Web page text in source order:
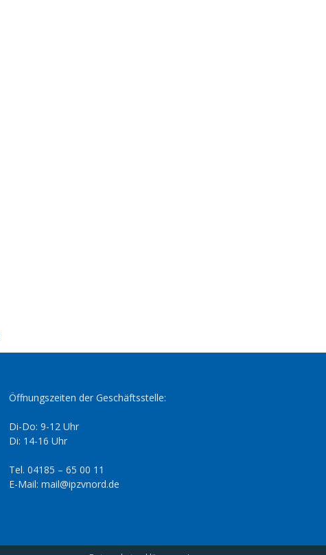
Öffnungszeiten der Geschäftsstelle:
Di-Do: 9-12 Uhr
Di: 14-16 Uhr
Tel. 04185 – 65 00 11
E-Mail: mail@ipzvnord.de